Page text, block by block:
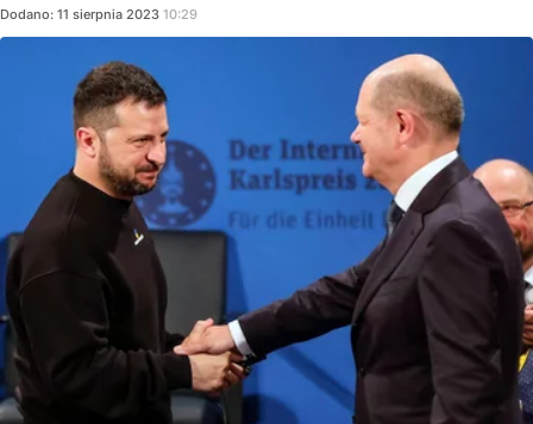
Dodano: 11 sierpnia 2023 10:29